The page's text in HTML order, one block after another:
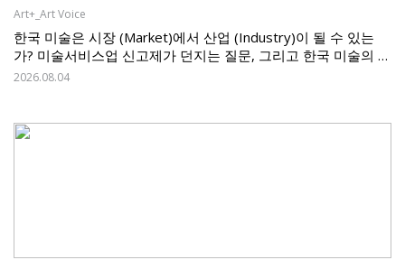
Art+_Art Voice
한국 미술은 시장 (Market)에서 산업 (Industry)이 될 수 있는
가? 미술서비스업 신고제가 던지는 질문, 그리고 한국 미술의 과
제
2026.08.04